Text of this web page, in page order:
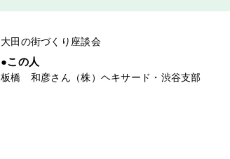
大田の街づくり座談会
●この人
板橋 和彦さん（株）ヘキサード・渋谷支部